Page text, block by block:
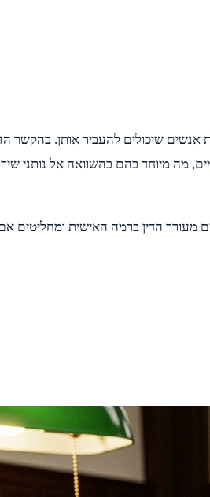
שיכולים להעביר אותן. בהקשר
מה מיוחד בהם בהשוואה אל נותני
מעורך הדין ברמה האישית ומחליטים